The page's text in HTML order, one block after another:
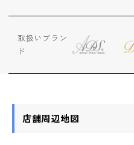
取扱いブラン
ド
店舗周辺地図